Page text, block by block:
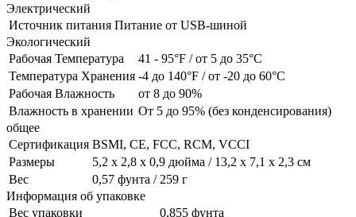
Электрический
Источник питания Питание от USB-шиной
Экологический
Рабочая Температура
41 - 95°F / от 5 до 35°C
Температура Хранения -4 до 140°F / от -20 до 60°C
Рабочая Влажность
от 8 до 90%
Влажность в хранении От 5 до 95% (без конденсирования)
общее
Сертификация BSMI, CE, FCC, RCM, VCCI
Размеры
5,2 x 2,8 x 0,9 дюйма / 13,2 x 7,1 x 2,3 см
Вес
0,57 фунта / 259 г
Информация об упаковке
Вес упаковки
0,855 фунта